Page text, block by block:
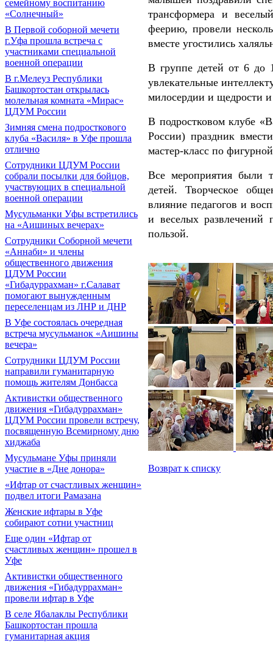
семейному воспитанию
«Солнечный»
В Первой соборной мечети
г.Уфа прошла встреча с
участниками специальной
военной операции
В г.Мелеуз Республики
Башкортостан открылась
молельная комната «Мирас»
ЦДУМ России
Зимняя смена подросткового
клуба «Василя» в Уфе прошла
отлично
Сотрудники ЦДУМ России
собрали посылки для бойцов,
участвующих в специальной
военной операции
Мусульманки Уфы встретились
на «Аишиных вечерах»
Сотрудники Соборной мечети
«Аннаби» и члены
общественного движения
ЦДУМ России
«Гибадуррахман» г.Салават
помогают вынужденным
переселенцам из ЛНР и ДНР
В Уфе состоялась очередная
встреча мусульманок «Аишины
вечера»
Сотрудники ЦДУМ России
направили гуманитарную
помощь жителям Донбасса
Активистки общественного
движения «Гибадуррахман»
ЦДУМ России провели встречу,
посвященную Всемирному дню
хиджаба
Мусульмане Уфы приняли
участие в «Дне донора»
«Ифтар от счастливых женщин»
подвел итоги Рамазана
Женские ифтары в Уфе
собирают сотни участниц
Еще один «Ифтар от
счастливых женщин» прошел в
Уфе
Активистки общественного
движения «Гибадуррахман»
провели ифтар в Уфе
В селе Ябалаклы Республики
Башкортостан прошла
гуманитарная акция
трансформера и
феерию, провели
вместе угостились
В группе детей от 6 до
увлекательные
милосердии и щедрости
В подростковом клубе
России) праздник
мастер-класс по
Все мероприятия были
детей. Творческое
влияние педагогов и
и веселых развлечений
пользой.
Возврат к списку